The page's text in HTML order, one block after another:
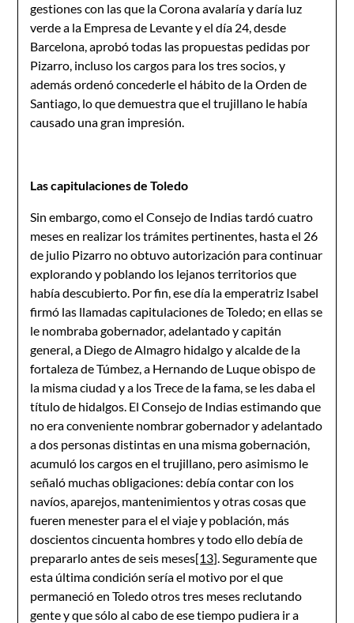
gestiones con las que la Corona avalaría y daría luz
verde a la Empresa de Levante y el día 24, desde
Barcelona, aprobó todas las propuestas pedidas por
Pizarro, incluso los cargos para los tres socios, y
además ordenó concederle el hábito de la Orden de
Santiago, lo que demuestra que el trujillano le había
causado una gran impresión.
Las capitulaciones de Toledo
Sin embargo, como el Consejo de Indias tardó cuatro
meses en realizar los trámites pertinentes, hasta el 26
de julio Pizarro no obtuvo autorización para continuar
explorando y poblando los lejanos territorios que
había descubierto. Por fin, ese día la emperatriz Isabel
firmó las llamadas capitulaciones de Toledo; en ellas se
le nombraba gobernador, adelantado y capitán
general, a Diego de Almagro hidalgo y alcalde de la
fortaleza de Túmbez, a Hernando de Luque obispo de
la misma ciudad y a los Trece de la fama, se les daba el
título de hidalgos. El Consejo de Indias estimando que
no era conveniente nombrar gobernador y adelantado
a dos personas distintas en una misma gobernación,
acumuló los cargos en el trujillano, pero asimismo le
señaló muchas obligaciones: debía contar con los
navíos, aparejos, mantenimientos y otras cosas que
fueren menester para el el viaje y población, más
doscientos cincuenta hombres y todo ello debía de
prepararlo antes de seis meses[13]. Seguramente que
esta última condición sería el motivo por el que
permaneció en Toledo otros tres meses reclutando
gente y que sólo al cabo de ese tiempo pudiera ir a